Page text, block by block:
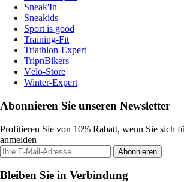
Sneak'In
Sneakids
Sport is good
Training-Fit
Triathlon-Expert
TripnBikers
Vélo-Store
Winter-Expert
Abonnieren Sie unseren Newsletter
Profitieren Sie von 10% Rabatt, wenn Sie sich
anmelden
Abonnieren
Bleiben Sie in Verbindung